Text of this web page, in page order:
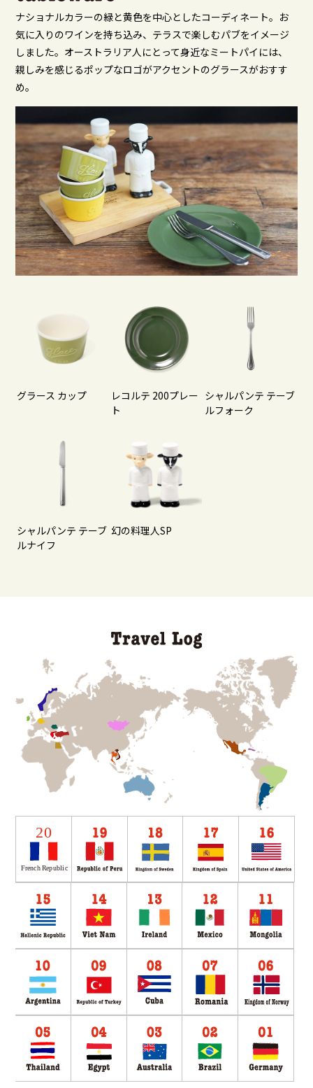
ナショナルカラーの緑と黄色を中心としたコーディネート。お
気に入りのワインを持ち込み、テラスで楽しむパブをイメージ
しました。オーストラリア人にとって身近なミートパイには、
親しみを感じるポップなロゴがアクセントのグラースがおすす
め。
グラース カップ
レコルテ 200プレー
ト
シャルパンテ テーブ
ルフォーク
シャルパンテ テーブ
ルナイフ
幻の料理人SP